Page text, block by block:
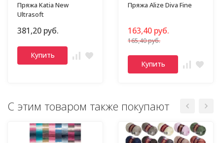
Пряжа Katia New
Ultrasoft
381,20 руб.
Купить
Пряжа Alize Diva Fine
163,40 руб.
165,40 руб.
Купить
С этим товаром также покупают